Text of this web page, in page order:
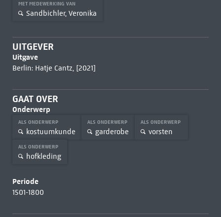
MET MEDEWERKING VAN
Sandbichler, Veronika
UITGEVER
Uitgave
Berlin: Hatje Cantz, [2021]
GAAT OVER
Onderwerp
ALS ONDERWERP
kostuumkunde
ALS ONDERWERP
garderobe
ALS ONDERWERP
vorsten
ALS ONDERWERP
hofkleding
Periode
1501-1800